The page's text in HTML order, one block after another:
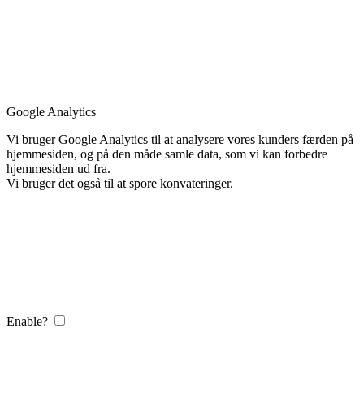
Google Analytics
Vi bruger Google Analytics til at analysere vores kunders færden på
hjemmesiden, og på den måde samle data, som vi kan forbedre
hjemmesiden ud fra.
Vi bruger det også til at spore konvateringer.
Enable?